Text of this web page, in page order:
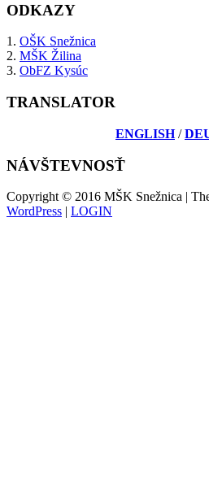
ODKAZY
1. OŠK Snežnica
2. MŠK Žilina
3. ObFZ Kysúc
TRANSLATOR
ENGLISH/
NÁVŠTEVNOSŤ
Copyright © 2016 MŠK Snežnica |
WordPress | LOGIN